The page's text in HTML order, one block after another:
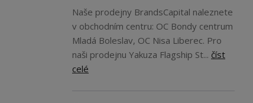
Naše prodejny BrandsCapital naleznete
v obchodním centru: OC Bondy centrum
Mladá Boleslav, OC Nisa Liberec. Pro
naši prodejnu Yakuza Flagship St... číst
celé